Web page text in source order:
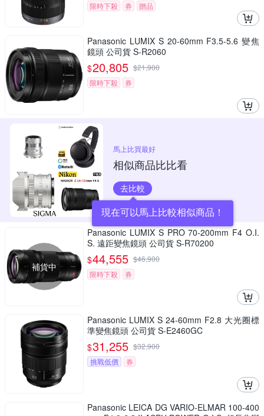
限時下殺
券 贈品
Panasonic LUMIX S 20-60mm F3.5-5.6 變焦
鏡頭 公司貨 S-R2060
$20,805 $21,900
限時下殺
券
馬上比買最好
相似商品比比看
去比較
現在可以馬上比較相似商品！
補貨中
Panasonic LUMIX S PRO 70-200mm F4 O.I.
S. 遠距變焦鏡頭 公司貨 S-R70200
$44,555 $46,900
限時下殺
券
Panasonic LUMIX S 24-60mm F2.8 大光圈標
準變焦鏡頭 公司貨 S-E2460GC
$31,255 $32,900
挑戰低價
券
Panasonic LEICA DG VARIO-ELMAR 100-400